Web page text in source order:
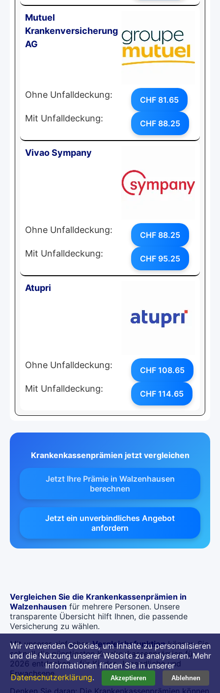
Mutuel
Krankenversicherung
AG
Ohne Unfalldeckung: CHF 81.65
Mit Unfalldeckung: CHF 88.25
Vivao Sympany
Ohne Unfalldeckung: CHF 88.25
Mit Unfalldeckung: CHF 95.25
Atupri
Ohne Unfalldeckung: CHF 108.65
Mit Unfalldeckung: CHF 114.65
Krankenkassenprämien jetzt vergleichen
Jetzt Ihre Prämie in Walzenhausen
berechnen
Jetzt ein unverbindliches Angebot
anfordern
Vergleichen Sie die Krankenkassenprämien in
Walzenhausen für mehrere Personen. Unsere
transparente Übersicht hilft Ihnen, die passende
Versicherung zu wählen.
Mit unserer einfachenVergleichsfunktionkönnen Sie
schnell die günstigsten Krankenkassenprämien für
2026 entdecken – für Kinder, Jugendliche und
Erwachsene.
Denken Sie daran: Die Krankenkassenprämien können
Wir verwenden Cookies, um Inhalte zu personalisieren
und die Nutzung unserer Website zu analysieren. Mehr
Informationen finden Sie in unserer
Datenschutzerklärung. Akzeptieren Ablehnen